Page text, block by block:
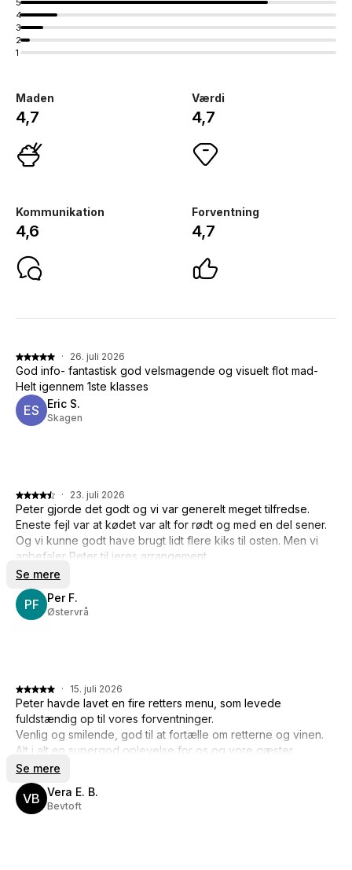
5
4
3
2
1
Maden
4,7
Værdi
4,7
Kommunikation
4,6
Forventning
4,7
ES Eric S.
Skagen
· 26. juli 2026
God info- fantastisk god velsmagende og visuelt flot mad-
Helt igennem 1ste klasses
PF Per F.
Østervrå
· 23. juli 2026
Peter gjorde det godt og vi var generelt meget tilfredse.
Eneste fejl var at kødet var alt for rødt og med en del sener.
Og vi kunne godt have brugt lidt flere kiks til osten. Men vi
anbefaler Peter til jeres arrangement.
Se mere
VB Vera E. B.
Bevtoft
· 15. juli 2026
Peter havde lavet en fire retters menu, som levede
fuldstændig op til vores forventninger.
Venlig og smilende, god til at fortælle om retterne og vinen.
Alt i alt en supergod oplevelse for os og vore gæster.
Vi vil anbefale Peter til andre, og vi hyrer ham gerne igen.
Se mere